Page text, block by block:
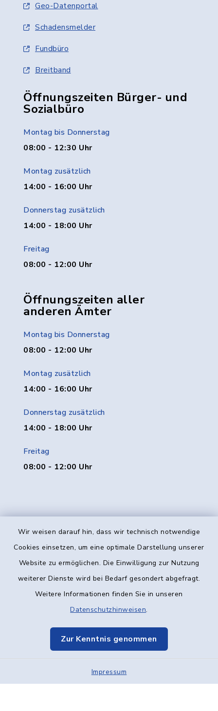
Wir weisen darauf hin, dass wir technisch notwendige
Cookies einsetzen, um eine optimale Darstellung unserer
Website zu ermöglichen. Die Einwilligung zur Nutzung
weiterer Dienste wird bei Bedarf gesondert abgefragt.
Weitere Informationen finden Sie in unseren
Datenschutzhinweisen.
Zur Kenntnis genommen
Impressum
Geo-Datenportal
Schadensmelder
Fundbüro
Breitband
Öffnungszeiten Bürger- und
Sozialbüro
Montag bis Donnerstag
08:00 - 12:30 Uhr
Montag zusätzlich
14:00 - 16:00 Uhr
Donnerstag zusätzlich
14:00 - 18:00 Uhr
Freitag
08:00 - 12:00 Uhr
Öffnungszeiten aller
anderen Ämter
Montag bis Donnerstag
08:00 - 12:00 Uhr
Montag zusätzlich
14:00 - 16:00 Uhr
Donnerstag zusätzlich
14:00 - 18:00 Uhr
Freitag
08:00 - 12:00 Uhr
Kontakt
Datenschutz
Elektronische Kommunikation
Sitemap